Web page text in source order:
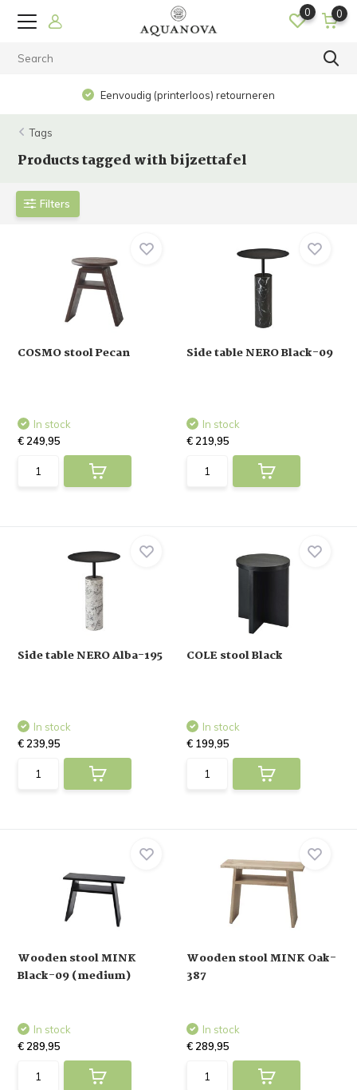
0 0
Eenvoudig (printerloos) retourneren
Tags
Products tagged with bijzettafel
Filters
COSMO stool Pecan
In stock
€ 249,95
Side table NERO Black-09
In stock
€ 219,95
Side table NERO Alba-195
In stock
€ 239,95
COLE stool Black
In stock
€ 199,95
Wooden stool MINK
Black-09 (medium)
In stock
€ 289,95
Wooden stool MINK Oak-
387
In stock
€ 289,95